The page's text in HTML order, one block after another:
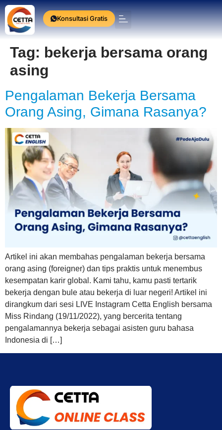
Konsultasi Gratis
Tag: bekerja bersama orang
asing
Pengalaman Bekerja Bersama
Orang Asing, Gimana Rasanya?
Artikel ini akan membahas pengalaman bekerja bersama
orang asing (foreigner) dan tips praktis untuk menembus
kesempatan karir global. Kami tahu, kamu pasti tertarik
bekerja dengan bule atau bekerja di luar negeri! Artikel ini
dirangkum dari sesi LIVE Instagram Cetta English bersama
Miss Rindang (19/11/2022), yang bercerita tentang
pengalamannya bekerja sebagai asisten guru bahasa
Indonesia di […]